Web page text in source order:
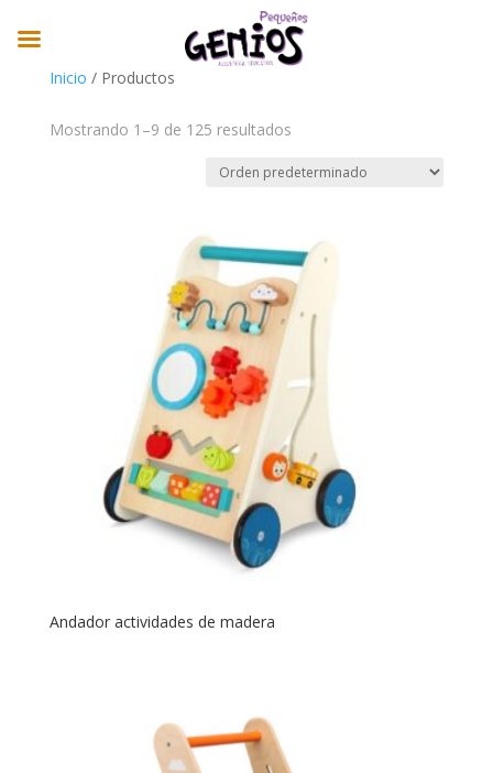
Inicio / Productos
Mostrando 1–9 de 125 resultados
Andador actividades de madera